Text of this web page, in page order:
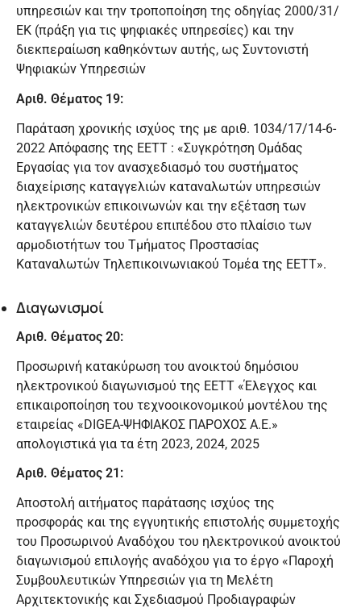
υπηρεσιών και την τροποποίηση της οδηγίας 2000/31/
ΕΚ (πράξη για τις ψηφιακές υπηρεσίες) και την
διεκπεραίωση καθηκόντων αυτής, ως Συντονιστή
Ψηφιακών Υπηρεσιών
Αριθ. Θέματος 19:
Παράταση χρονικής ισχύος της με αριθ. 1034/17/14-6-
2022 Απόφασης της ΕΕΤΤ : «Συγκρότηση Ομάδας
Εργασίας για τον ανασχεδιασμό του συστήματος
διαχείρισης καταγγελιών καταναλωτών υπηρεσιών
ηλεκτρονικών επικοινωνών και την εξέταση των
καταγγελιών δευτέρου επιπέδου στο πλαίσιο των
αρμοδιοτήτων του Τμήματος Προστασίας
Καταναλωτών Τηλεπικοινωνιακού Τομέα της ΕΕΤΤ».
Διαγωνισμοί
Αριθ. Θέματος 20:
Προσωρινή κατακύρωση του ανοικτού δημόσιου
ηλεκτρονικού διαγωνισμού της ΕΕΤΤ «Έλεγχος και
επικαιροποίηση του τεχνοοικονομικού μοντέλου της
εταιρείας «DIGEA-ΨΗΦΙΑΚΟΣ ΠΑΡΟΧΟΣ Α.Ε.»
απολογιστικά για τα έτη 2023, 2024, 2025
Αριθ. Θέματος 21:
Αποστολή αιτήματος παράτασης ισχύος της
προσφοράς και της εγγυητικής επιστολής συμμετοχής
του Προσωρινού Αναδόχου του ηλεκτρονικού ανοικτού
διαγωνισμού επιλογής αναδόχου για το έργο «Παροχή
Συμβουλευτικών Υπηρεσιών για τη Μελέτη
Αρχιτεκτονικής και Σχεδιασμού Προδιαγραφών